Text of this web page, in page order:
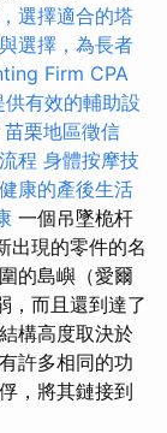
選擇適合的塔
選擇，為長者
Firm CPA
有效的輔助設
苗栗地區徵信
程 身體按摩技
康的產後生活
一個吊墜桅杆
出現的零件的名
的島嶼（愛爾
，而且還到達了
構高度取決於
許多相同的功
，將其鏈接到